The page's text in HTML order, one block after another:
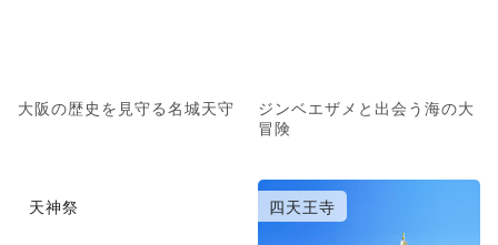
大阪の歴史を見守る名城天守
ジンベエザメと出会う海の大
冒険
天神祭 四天王寺